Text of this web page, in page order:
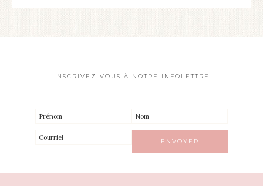
INSCRIVEZ-VOUS À NOTRE INFOLETTRE